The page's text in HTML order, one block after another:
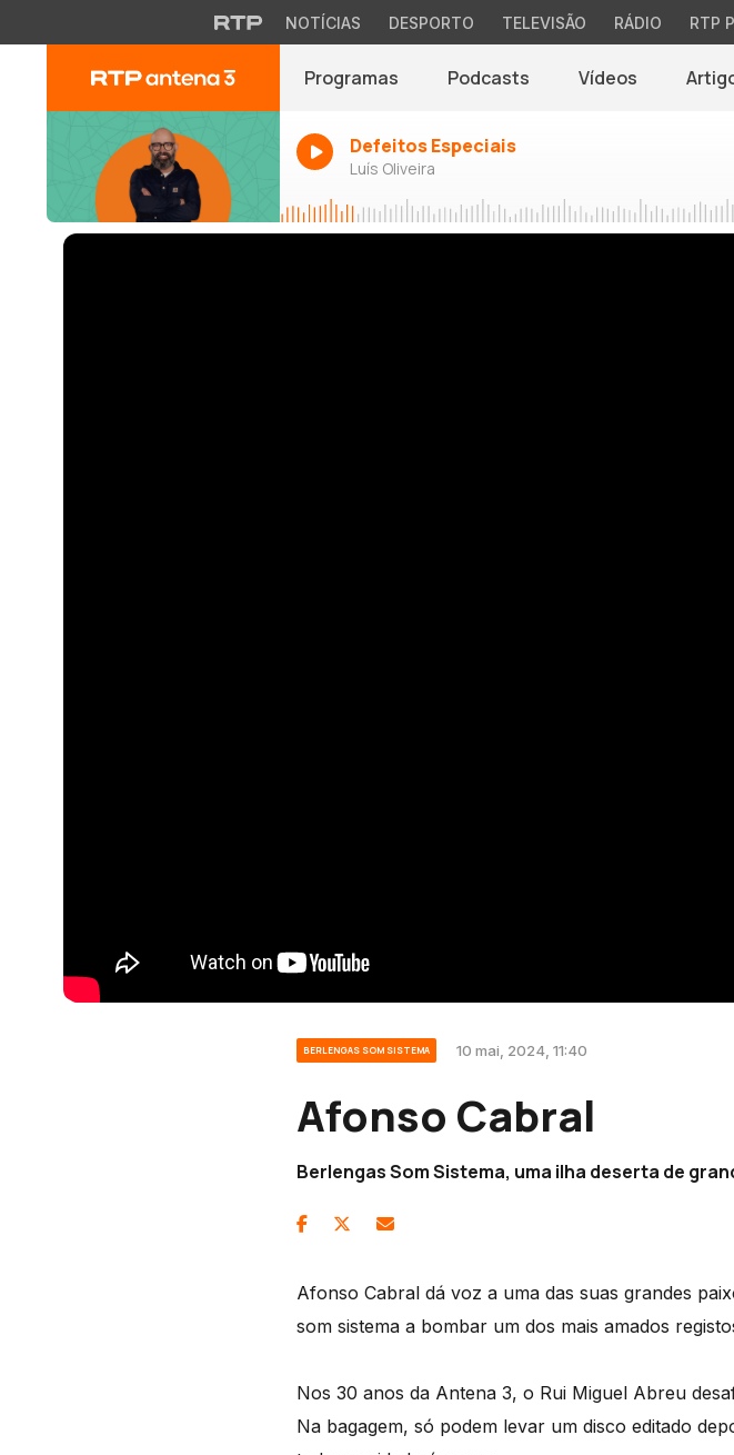
NOTÍCIAS DESPORTO TELEVISÃO RÁDIO RTP
Programas Podcasts Vídeos
Defeitos Especiais
Luís Oliveira
BERLENGAS SOM SISTEMA 10 mai, 2024, 11:40
Afonso Cabral
Berlengas Som Sistema, uma ilha deserta de
Afonso Cabral dá voz a uma das suas grandes
som sistema a bombar um dos mais amados
Nos 30 anos da Antena 3, o Rui Miguel Abreu
Na bagagem, só podem levar um disco editado